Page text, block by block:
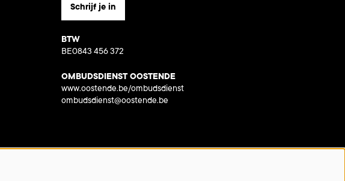
Schrijf je in
BTW
BE0843 456 372
OMBUDSDIENST OOSTENDE
www.oostende.be/ombudsdienst
ombudsdienst@oostende.be